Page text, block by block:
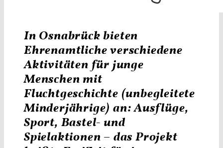
In Osnabrück bieten
Ehrenamtliche verschiedene
Aktivitäten für junge
Menschen mit
Fluchtgeschichte (unbegleitete
Minderjährige) an: Ausflüge,
Sport, Bastel- und
Spielaktionen – das Projekt